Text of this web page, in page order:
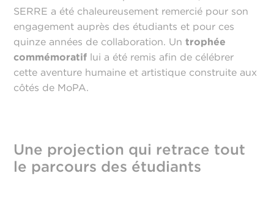
SERRE a été chaleureusement remercié pour son
engagement auprès des étudiants et pour ces
quinze années de collaboration. Untrophée
commémoratif lui a été remis afin de célébrer
cette aventure humaine et artistique construite aux
côtés de MoPA.
Une projection qui retrace tout
le parcours des étudiants